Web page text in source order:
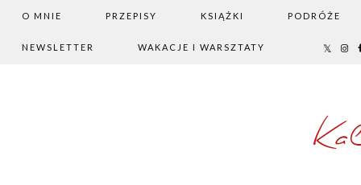
O MNIE PRZEPISY KSIĄŻKI PODRÓŻE
NEWSLETTER WAKACJE I WARSZTATY